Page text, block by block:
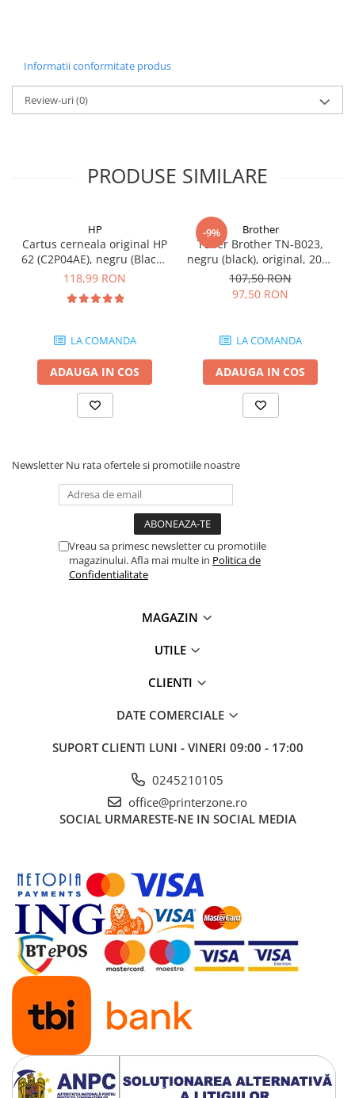
Coolere CPU
Ventilatoare
Pasta termica
SSD-uri externe
Placi captura
Adaptoare PCI / PCIe
Periferice PC
Tastaturi
Kit mouse si tastatura
Web-cam-uri si sisteme
videoconferinta
Access Point-uri
Cabluri retea
Modemuri
Accesorii retelistica
UPS-uri
Baterii UPS
Accesorii UPS
Servere, Storage & NAS
Servere NAS
Servere
SSD enterprise
HDD enterprise
DAS (Direct Attached Storage)
Informatii conformitate produs
Review-uri(0)
PRODUSE SIMILARE
HP
Cartus cerneala original HP
62 (C2P04AE), negru (Black),
200 pagini
118,99 RON
LA COMANDA
ADAUGA IN COS
-9% Brother
Toner Brother TN-B023,
negru (black), original, 2000
pagini
107,50 RON
97,50 RON
LA COMANDA
ADAUGA IN COS
Newsletter Nu rata ofertele si promotiile noastre
Vreau sa primesc newsletter cu promotiile
magazinului. Afla mai multe in Politica de
Confidentialitate
MAGAZIN
UTILE
CLIENTI
DATE COMERCIALE
SUPORT CLIENTI LUNI - VINERI 09:00 - 17:00
0245210105
office@printerzone.ro
SOCIAL URMARESTE-NE IN SOCIAL MEDIA